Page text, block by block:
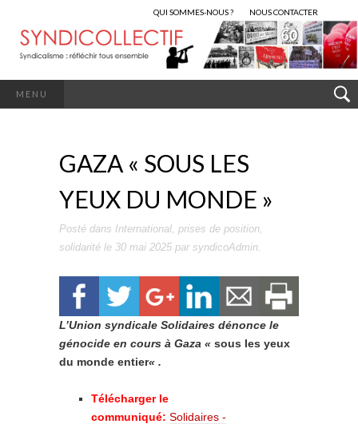
QUI SOMMES-NOUS ? NOUS CONTACTER
MENU
GAZA « SOUS LES
YEUX DU MONDE »
Posté dans International, prises de position,
solidarité le 30 mai 2025 par syndicoAdmin.
L’Union syndicale Solidaires dénonce le
génocide en cours à Gaza « sous les yeux
du monde entier« .
Télécharger le
communiqué: Solidaires -